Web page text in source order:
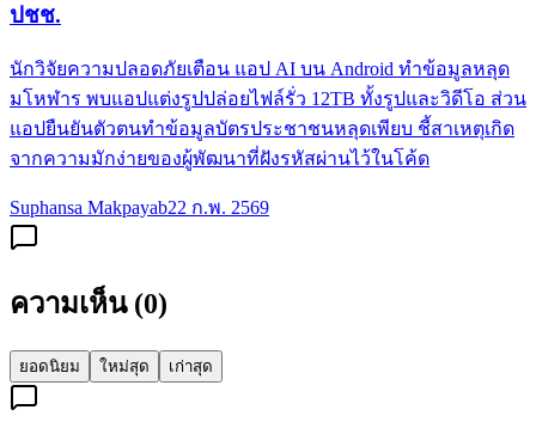
ปชช.
นักวิจัยความปลอดภัยเตือน แอป AI บน Android ทำข้อมูลหลุด
มโหฬาร พบแอปแต่งรูปปล่อยไฟล์รั่ว 12TB ทั้งรูปและวิดีโอ ส่วน
แอปยืนยันตัวตนทำข้อมูลบัตรประชาชนหลุดเพียบ ชี้สาเหตุเกิด
จากความมักง่ายของผู้พัฒนาที่ฝังรหัสผ่านไว้ในโค้ด
Suphansa Makpayab22 ก.พ. 2569
ความเห็น (0)
ยอดนิยม ใหม่สุด เก่าสุด